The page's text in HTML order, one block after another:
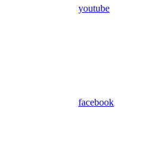
youtube
facebook